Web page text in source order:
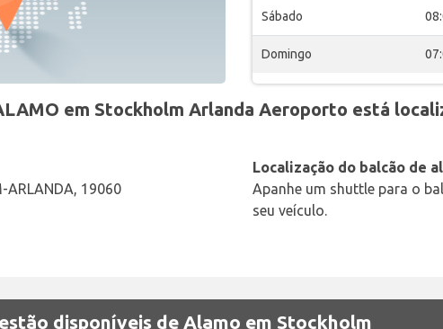
Sábado
Domingo
em Stockholm Arlanda Aeroporto está
ARLANDA, 19060
Localização do balcão de
Apanhe um shuttle para o
seu veículo.
disponíveis de Alamo em Stockholm